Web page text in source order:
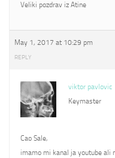
Veliki pozdrav iz Atine
May 1, 2017 at 10:29 pm
REPLY
viktor pavlovic
Keymaster
Cao Sale,
imamo mi kanal ja youtube ali